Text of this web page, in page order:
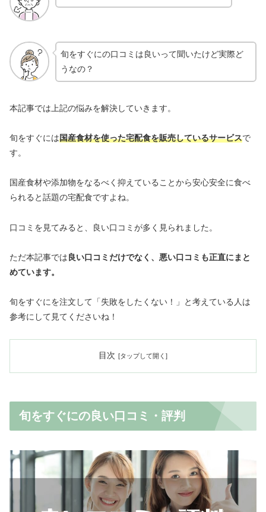
旬をすぐにの口コミは良いって聞いたけど実際ど
うなの？
本記事では上記の悩みを解決していきます。
旬をすぐには国産食材を使った宅配食を販売しているサービスで
す。
国産食材や添加物をなるべく抑えていることから安心安全に食べ
られると話題の宅配食ですよね。
口コミを見てみると、良い口コミが多く見られました。
ただ本記事では良い口コミだけでなく、悪い口コミも正直にまと
めています。
旬をすぐにを注文して「失敗をしたくない！」と考えている人は
参考にして見てくださいね！
目次
旬をすぐにの良い口コミ・評判